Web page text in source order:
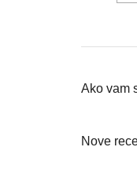
Ako vam
Nove